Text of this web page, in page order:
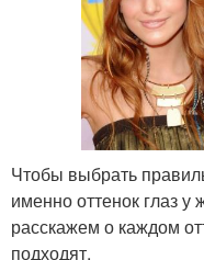
Чтобы выбрать
именно оттенок глаз
расскажем о каждом
подходят.